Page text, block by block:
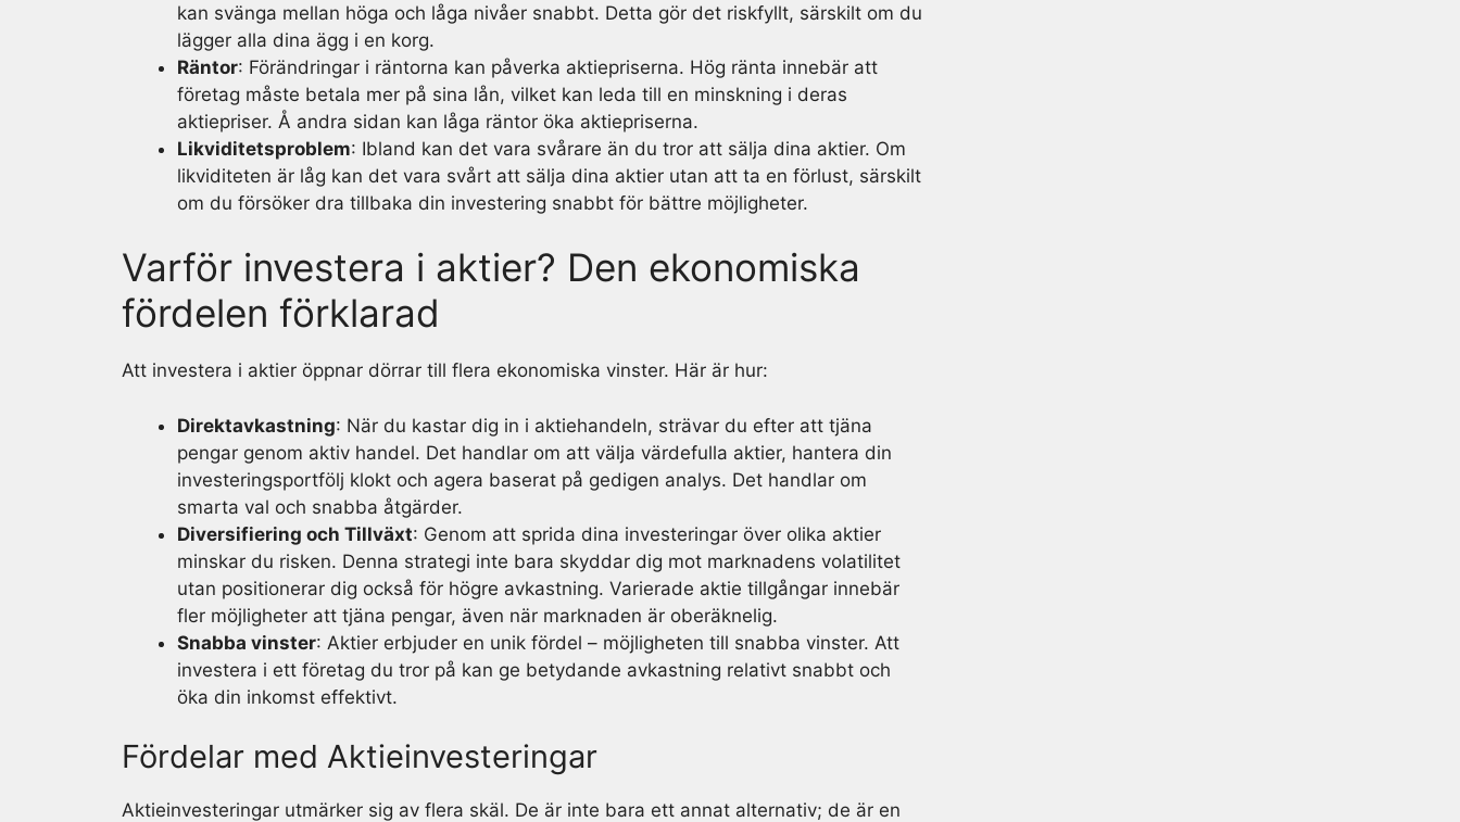
kan svänga mellan höga och låga nivåer snabbt. Detta gör det riskfyllt, särskilt om du
lägger alla dina ägg i en korg.
Räntor: Förändringar i räntorna kan påverka aktiepriserna. Hög ränta innebär att
företag måste betala mer på sina lån, vilket kan leda till en minskning i deras
aktiepriser. Å andra sidan kan låga räntor öka aktiepriserna.
Likviditetsproblem: Ibland kan det vara svårare än du tror att sälja dina aktier. Om
likviditeten är låg kan det vara svårt att sälja dina aktier utan att ta en förlust, särskilt
om du försöker dra tillbaka din investering snabbt för bättre möjligheter.
Varför investera i aktier? Den ekonomiska
fördelen förklarad
Att investera i aktier öppnar dörrar till flera ekonomiska vinster. Här är hur:
Direktavkastning: När du kastar dig in i aktiehandeln, strävar du efter att tjäna
pengar genom aktiv handel. Det handlar om att välja värdefulla aktier, hantera din
investeringsportfölj klokt och agera baserat på gedigen analys. Det handlar om
smarta val och snabba åtgärder.
Diversifiering och Tillväxt: Genom att sprida dina investeringar över olika aktier
minskar du risken. Denna strategi inte bara skyddar dig mot marknadens volatilitet
utan positionerar dig också för högre avkastning. Varierade aktie tillgångar innebär
fler möjligheter att tjäna pengar, även när marknaden är oberäknelig.
Snabba vinster: Aktier erbjuder en unik fördel – möjligheten till snabba vinster. Att
investera i ett företag du tror på kan ge betydande avkastning relativt snabbt och
öka din inkomst effektivt.
Fördelar med Aktieinvesteringar
Aktieinvesteringar utmärker sig av flera skäl. De är inte bara ett annat alternativ; de är en